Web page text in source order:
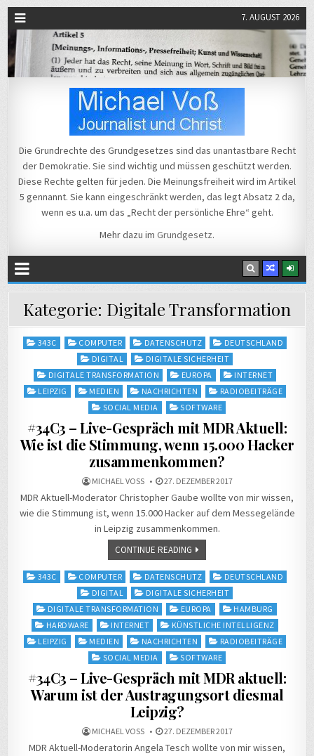
7. AUGUST 2026
Michael Voß
Die Grundrechte des Grundgesetzes sind das unantastbare Recht
der Demokratie. Sie sind wichtig und müssen geschützt werden.
Diese Rechte gelten für jeden. Die Meinungsfreiheit wird im Artikel
5 gennannt. Sie kann eingeschränkt werden, das legt Absatz 2 da,
wenn es u.a. um das „Recht der persönliche Ehre“ geht.
Mehr dazu im Grundgesetz.
Kategorie: Digitale Transformation
Posted
343C COMPUTER DATENSCHUTZ
DEUTSCHLAND
DIGITAL
DIGITALE SICHERHEIT
DIGITALE TRANSFORMATION
EUROPA
INTERNET
LEIPZIG
MEDIEN NACHRICHTEN
RADIOBEITRÄGE
SOCIAL MEDIA
SOFTWARE
#34C3 – Live-Gespräch mit MDR Aktuell:
Wie ist die Stimmung, wenn 15.000 Hacker
zusammenkommen?
MICHAEL VOSS 27. DEZEMBER 2017
MDR Aktuell-Moderator Christopher Gaube wollte von mir wissen,
wie die Stimmung ist, wenn 15.000 Hacker auf dem Messegelände
in Leipzig zusammenkommen.
CONTINUE READING
Posted
343C COMPUTER DATENSCHUTZ
DEUTSCHLAND
DIGITAL
DIGITALE SICHERHEIT
DIGITALE TRANSFORMATION
EUROPA
HAMBURG
HARDWARE
INTERNET
KÜNSTLICHE INTELLIGENZ
LEIPZIG
MEDIEN NACHRICHTEN
RADIOBEITRÄGE
SOCIAL MEDIA
SOFTWARE
#34C3 – Live-Gespräch mit MDR aktuell:
Warum ist der Austragungsort diesmal
Leipzig?
MICHAEL VOSS 27. DEZEMBER 2017
MDR Aktuell-Moderatorin Angela Tesch wollte von mir wissen,